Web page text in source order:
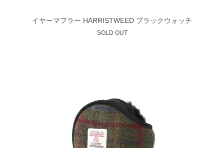
イヤーマフラー HARRISTWEED ブラックウォッチ
SOLD OUT